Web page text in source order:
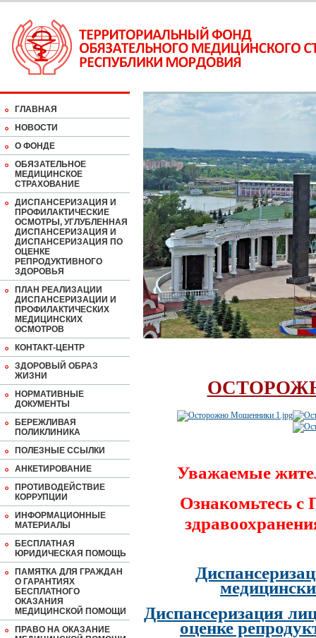
ГЛАВНАЯ
НОВОСТИ
О ФОНДЕ
ОБЯЗАТЕЛЬНОЕ
МЕДИЦИНСКОЕ
СТРАХОВАНИЕ
ДИСПАНСЕРИЗАЦИЯ И
ПРОФИЛАКТИЧЕСКИЕ
ОСМОТРЫ, УГЛУБЛЕННАЯ
ДИСПАНСЕРИЗАЦИЯ И
ДИСПАНСЕРИЗАЦИЯ ПО
ОЦЕНКЕ
РЕПРОДУКТИВНОГО
ЗДОРОВЬЯ
ПЛАН РЕАЛИЗАЦИИ
ДИСПАНСЕРИЗАЦИИ И
ПРОФИЛАКТИЧЕСКИХ
МЕДИЦИНСКИХ
ОСМОТРОВ
КОНТАКТ-ЦЕНТР
ЗДОРОВЫЙ ОБРАЗ
ЖИЗНИ
НОРМАТИВНЫЕ
ДОКУМЕНТЫ
БЕРЕЖЛИВАЯ
ПОЛИКЛИНИКА
ПОЛЕЗНЫЕ ССЫЛКИ
АНКЕТИРОВАНИЕ
ПРОТИВОДЕЙСТВИЕ
КОРРУПЦИИ
ИНФОРМАЦИОННЫЕ
МАТЕРИАЛЫ
БЕСПЛАТНАЯ
ЮРИДИЧЕСКАЯ ПОМОЩЬ
ПАМЯТКА ДЛЯ ГРАЖДАН
О ГАРАНТИЯХ
БЕСПЛАТНОГО
ОКАЗАНИЯ
МЕДИЦИНСКОЙ ПОМОЩИ
ПРАВО НА ОКАЗАНИЕ
Уважаемые
Ознакомьтесь
Диспансеризация
оценке